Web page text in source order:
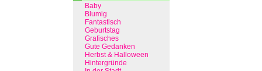
Baby
Blumig
Fantastisch
Geburtstag
Grafisches
Gute Gedanken
Herbst & Halloween
Hintergründe